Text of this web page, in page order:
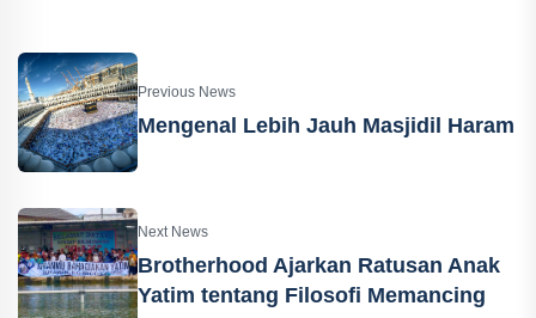
Previous News
Mengenal Lebih Jauh Masjidil Haram
Next News
Brotherhood Ajarkan Ratusan Anak
Yatim tentang Filosofi Memancing